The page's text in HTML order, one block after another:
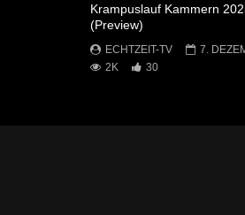
Krampuslauf Kammern
(Preview)
ECHTZEIT-TV
7.
2K
30